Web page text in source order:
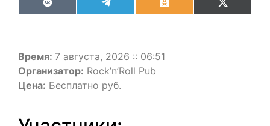
VK OdnoklassnikiX
(Twitter)
Время: 7 августа, 2026 :: 06:51
Организатор: Rock’n’Roll Pub
Цена: Бесплатно руб.